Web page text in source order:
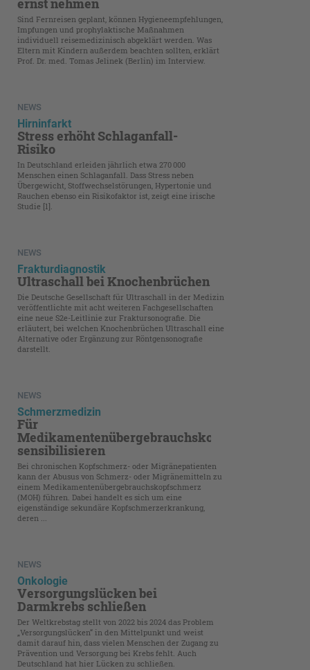
ernst nehmen
Sind Fernreisen geplant, können Hygieneempfehlungen,
Impfungen und prophylaktische Maßnahmen
individuell reisemedizinisch abgeklärt werden. Was
Eltern mit Kindern außerdem beachten sollten, erklärt
Prof. Dr. med. Tomas Jelinek (Berlin) im Interview.
NEWS
Hirninfarkt
Stress erhöht Schlaganfall-
Risiko
In Deutschland erleiden jährlich etwa 270 000
Menschen einen Schlaganfall. Dass Stress neben
Übergewicht, Stoffwechselstörungen, Hypertonie und
Rauchen ebenso ein Risikofaktor ist, zeigt eine irische
Studie [1].
NEWS
Frakturdiagnostik
Ultraschall bei Knochenbrüchen
Die Deutsche Gesellschaft für Ultraschall in der Medizin
veröffentlichte mit acht weiteren Fachgesellschaften
eine neue S2e-Leitlinie zur Fraktursonografie. Die
erläutert, bei welchen Knochenbrüchen Ultraschall eine
Alternative oder Ergänzung zur Röntgensonografie
darstellt.
NEWS
Schmerzmedizin
Für
Medikamentenübergebrauchskopfschmerz
sensibilisieren
Bei chronischen Kopfschmerz- oder Migränepatienten
kann der Abusus von Schmerz- oder Migränemitteln zu
einem Medikamentenübergebrauchs­kopfschmerz
(MOH) führen. Dabei handelt es sich um eine
eigenständige sekundäre Kopfschmerzerkrankung,
deren ...
NEWS
Onkologie
Versorgungslücken bei
Darmkrebs schließen
Der Weltkrebstag stellt von 2022 bis 2024 das Problem
„Versorgungslücken“ in den Mittelpunkt und weist
damit darauf hin, dass vielen Menschen der Zugang zu
Prävention und Versorgung bei Krebs fehlt. Auch
Deutschland hat hier Lücken zu schließen.